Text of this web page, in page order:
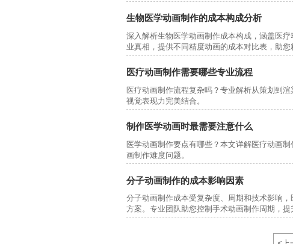
生物医学动画制作的成本构成分析
深入解析生物医学动画制作成本构成，涵盖医
业真相，提供不同精度动画的成本对比表，助您
医疗动画制作需要哪些专业流程
医疗动画制作流程复杂吗？专业解析从策划到
视觉表现力完美结合。
制作医学动画时最需要注意什么
医学动画制作要点有哪些？本文详解医疗动画
画制作难度问题。
分子动画制作的成本影响因素
分子动画制作成本受复杂度、周期和技术影响
方案。专业团队助您控制手术动画制作周期，提